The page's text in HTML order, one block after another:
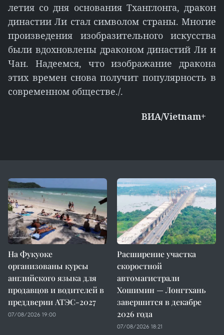
летия со дня основания Тханглонга, дракон
династии Ли стал символом страны. Многие
произведения изобразительного искусства
были вдохновлены драконом династий Ли и
Чан. Надеемся, что изображание дракона
этих времен снова получит популярность в
современном обществе./.
ВИА/Vietnam+
На Фукуоке
организованы курсы
английского языка для
продавцов и водителей в
преддверии АТЭС-2027
07/08/2026 19:00
Расширение участка
скоростной
автомагистрали
Хошимин — Лонгтхань
завершится в декабре
2026 года
07/08/2026 18:21